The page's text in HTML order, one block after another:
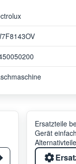
Ersatzteile
Gerät